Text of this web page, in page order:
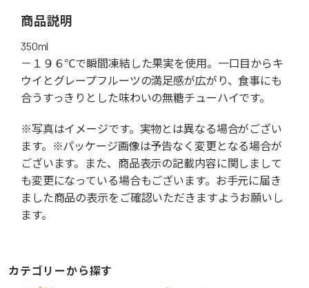
商品説明
350ml
－１９６℃で瞬間凍結した果実を使用。一口目からキ
ウイとグレープフルーツの満足感が広がり、食事にも
合うすっきりとした味わいの無糖チューハイです。
※写真はイメージです。実物とは異なる場合がござい
ます。※パッケージ画像は予告なく変更となる場合が
ございます。また、商品表示の記載内容に関しまして
も変更になっている場合もございます。お手元に届き
ました商品の表示をご確認いただきますようお願いし
ます。
カテゴリーから探す